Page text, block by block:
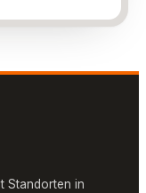
Standorten in